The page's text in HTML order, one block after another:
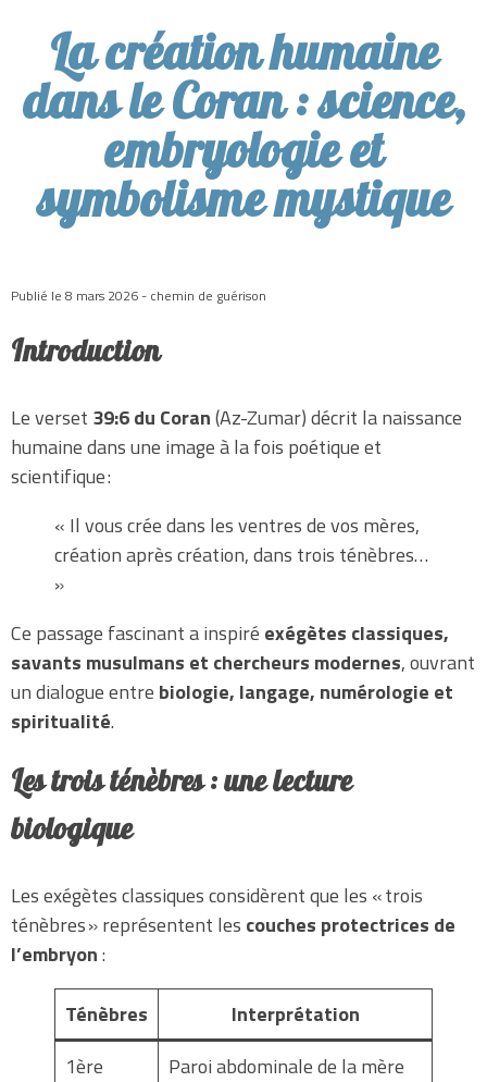
La création humaine
dans le Coran : science,
embryologie et
symbolisme mystique
Publié le 8 mars 2026 - chemin de guérison
Introduction
Le verset 39:6 du Coran(Az-Zumar) décrit la naissance
humaine dans une image à la fois poétique et
scientifique :
« Il vous crée dans les ventres de vos mères,
création après création, dans trois ténèbres…
»
Ce passage fascinant a inspiré exégètes classiques,
savants musulmans et chercheurs modernes, ouvrant
un dialogue entre biologie, langage, numérologie et
spiritualité.
Les trois ténèbres : une lecture
biologique
Les exégètes classiques considèrent que les « trois
ténèbres » représentent les couches protectrices de
l’embryon:
Ténèbres
Interprétation
1ère
Paroi abdominale de la mère